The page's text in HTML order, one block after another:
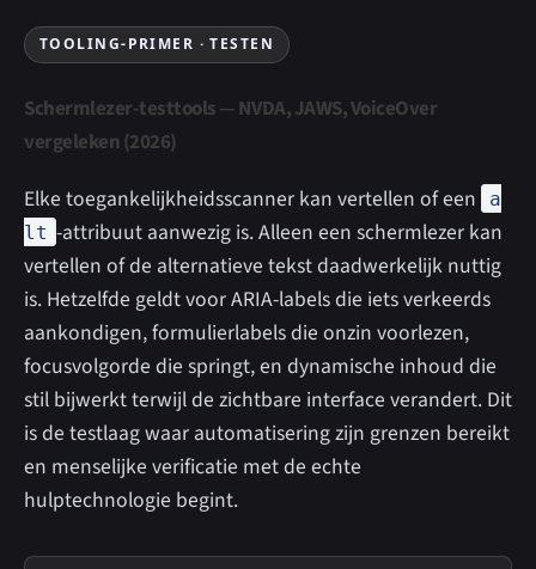
TOOLING-PRIMER · TESTEN
Schermlezer-testtools — NVDA, JAWS, VoiceOver
vergeleken (2026)
Elke toegankelijkheidsscanner kan vertellen of een
a
lt -attribuut aanwezig is. Alleen een schermlezer kan
vertellen of de alternatieve tekst daadwerkelijk nuttig
is. Hetzelfde geldt voor ARIA-labels die iets verkeerds
aankondigen, formulierlabels die onzin voorlezen,
focusvolgorde die springt, en dynamische inhoud die
stil bijwerkt terwijl de zichtbare interface verandert. Dit
is de testlaag waar automatisering zijn grenzen bereikt
en menselijke verificatie met de echte
hulptechnologie begint.